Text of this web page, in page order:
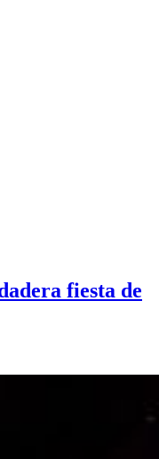
fiesta de